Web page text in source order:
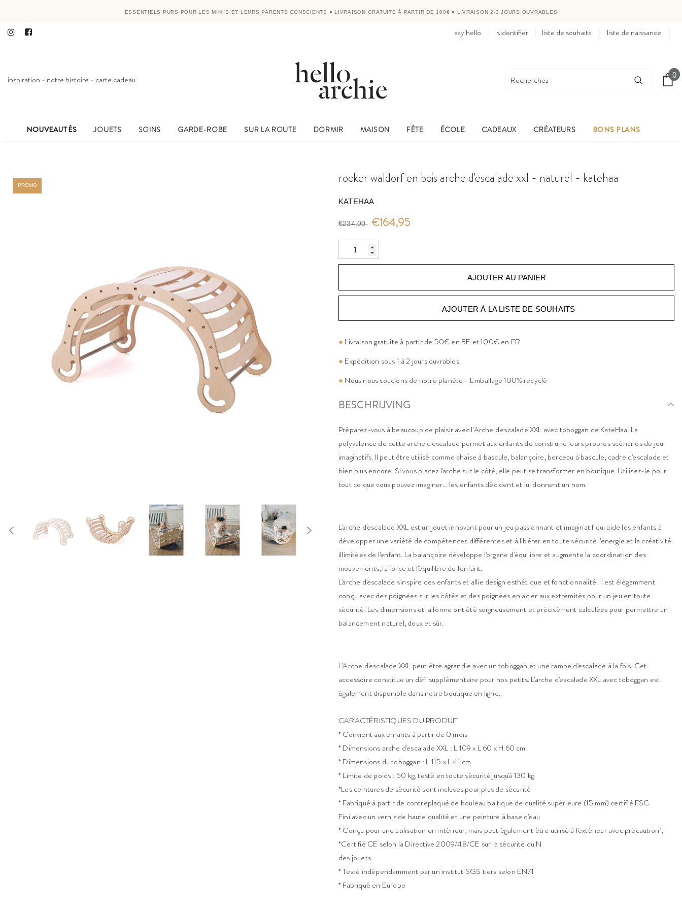
ESSENTIELS PURS POUR LES MINI'S ET LEURS PARENTS CONSCIENTS ●LIVRAISON GRATUITE À PARTIR DE 100€ ● LIVRAISON 2-3 JOURS OUVRABLES
say hello s'identifier liste de souhaits | liste de naissance |
inspiration - notre histoire - carte cadeau 0
NOUVEAUTÉS JOUETS SOINS GARDE-ROBE SUR LA ROUTE DORMIR MAISON FÊTE ÉCOLE CADEAUX CRÉATEURS BONS PLANS
PROMO rocker waldorf en bois arche d'escalade xxl - naturel - katehaa
KATEHAA
€234,00 €164,95
AJOUTER À LA LISTE DE SOUHAITS
● Livraison gratuite à partir de 50€ en BE et 100€ en FR
● Expédition sous 1 à 2 jours ouvrables
● Nous nous soucions de notre planète - Emballage 100% recyclé
BESCHRIJVING
Préparez-vous à beaucoup de plaisir avec l'Arche d'escalade XXL avec toboggan de KateHaa. La
polyvalence de cette arche d'escalade permet aux enfants de construire leurs propres scénarios de jeu
imaginatifs. Il peut être utilisé comme chaise à bascule, balançoire, berceau à bascule, cadre d'escalade et
bien plus encore. Si vous placez l'arche sur le côté, elle peut se transformer en boutique. Utilisez-le pour
tout ce que vous pouvez imaginer… les enfants décident et lui donnent un nom.
L'arche d'escalade XXL est un jouet innovant pour un jeu passionnant et imaginatif qui aide les enfants à
développer une variété de compétences différentes et à libérer en toute sécurité l'énergie et la créativité
illimitées de l'enfant. La balançoire développe l'organe d'équilibre et augmente la coordination des
mouvements, la force et l'équilibre de l'enfant.
L'arche d'escalade s'inspire des enfants et allie design esthétique et fonctionnalité. Il est élégamment
conçu avec des poignées sur les côtés et des poignées en acier aux extrémités pour un jeu en toute
sécurité. Les dimensions et la forme ont été soigneusement et précisément calculées pour permettre un
balancement naturel, doux et sûr.
L'Arche d'escalade XXL peut être agrandie avec un toboggan et une rampe d'escalade à la fois. Cet
accessoire constitue un défi supplémentaire pour nos petits. L'arche d'escalade XXL avec toboggan est
également disponible dans notre boutique en ligne.
CARACTÉRISTIQUES DU PRODUIT
* Convient aux enfants à partir de 0 mois
* Dimensions arche d'escalade XXL : L 109 x L 60 x H 60 cm
* Dimensions du toboggan : L 115 x L 41 cm
* Limite de poids : 50 kg, testé en toute sécurité jusqu'à 130 kg
*Les ceintures de sécurité sont incluses pour plus de sécurité
* Fabriqué à partir de contreplaqué de bouleau baltique de qualité supérieure (15 mm) certifié FSC
Fini avec un vernis de haute qualité et une peinture à base d'eau
* Conçu pour une utilisation en intérieur, mais peut également être utilisé à l'extérieur avec précaution ;
*Certifié CE selon la Directive 2009/48/CE sur la sécurité du N
des jouets
* Testé indépendamment par un institut SGS tiers selon EN71
* Fabriqué en Europe